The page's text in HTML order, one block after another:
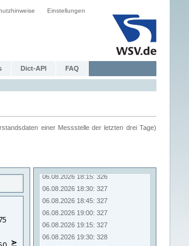
Einstellungen
Dict-API FAQ
einer Messstelle der letzten drei Tage)